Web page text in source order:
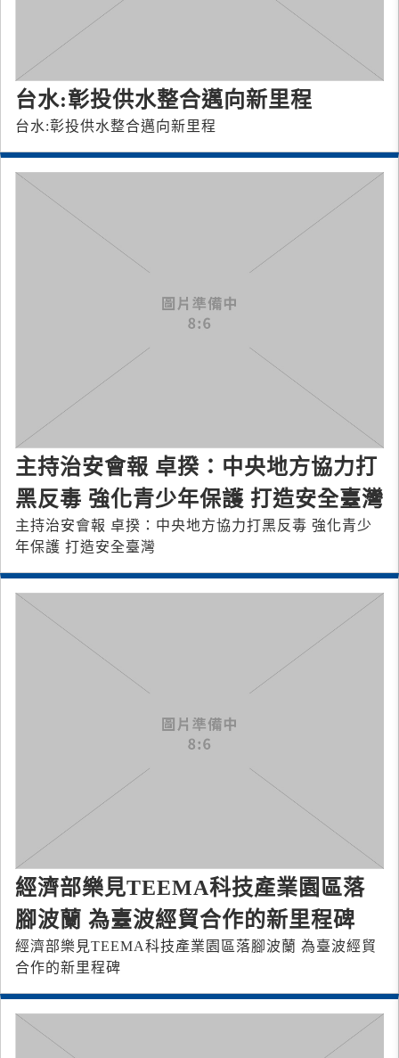
台水:彰投供水整合邁向新里程
台水:彰投供水整合邁向新里程
主持治安會報 卓揆：中央地方協力打
黑反毒 強化青少年保護 打造安全臺灣
主持治安會報 卓揆：中央地方協力打黑反毒 強化青少
年保護 打造安全臺灣
經濟部樂見TEEMA科技產業園區落
腳波蘭 為臺波經貿合作的新里程碑
經濟部樂見TEEMA科技產業園區落腳波蘭 為臺波經貿
合作的新里程碑